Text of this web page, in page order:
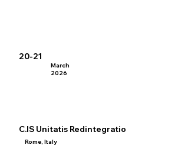
March
20-21
2026
C.IS Unitatis Redintegratio
Rome, Italy